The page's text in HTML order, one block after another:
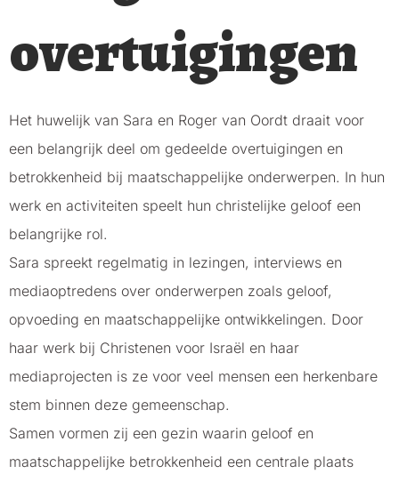
overtuigingen
Het huwelijk van Sara en Roger van Oordt draait voor
een belangrijk deel om gedeelde overtuigingen en
betrokkenheid bij maatschappelijke onderwerpen. In hun
werk en activiteiten speelt hun christelijke geloof een
belangrijke rol.
Sara spreekt regelmatig in lezingen, interviews en
mediaoptredens over onderwerpen zoals geloof,
opvoeding en maatschappelijke ontwikkelingen. Door
haar werk bij Christenen voor Israël en haar
mediaprojecten is ze voor veel mensen een herkenbare
stem binnen deze gemeenschap.
Samen vormen zij een gezin waarin geloof en
maatschappelijke betrokkenheid een centrale plaats